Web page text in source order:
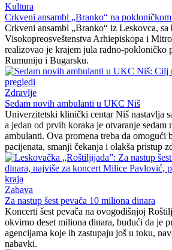
Kultura
Crkveni ansambl „Branko“ na
Crkveni ansambl „Branko“ iz Leskovca,
Visokopreosveštenstva Arhiepiskopa i
realizovao je krajem jula radno-pokloničko
Rumuniju i Bugarsku.
Zdravlje
Sedam novih ambulanti u UKC Niš
Univerzitetski klinički centar Niš nastavlja
a jedan od prvih koraka je otvaranje sedam
ambulanti. Ova promena treba da omogući
pacijenata, smanji čekanja i olakša pristup
Zabava
Za nastup šest pevača 10 miliona dinara
Koncerti šest pevača na ovogodišnjoj
okvirno deset miliona dinara, budući da je
agencijama koje ih zastupaju još u toku,
nabavki.